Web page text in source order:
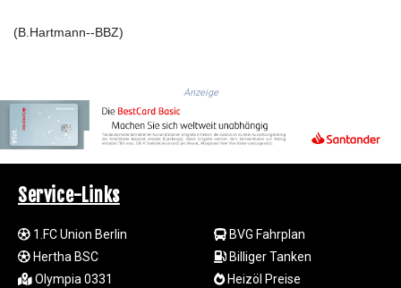
LAK
26033.64904
LBP
LTL 3.402947
LVL 0.697118
LYD 7.344833
(B.Hartmann--BBZ)
Anzeige
Service-Links
1.FC Union Berlin
Hertha BSC
Olympia 0331
BVG Fahrplan
Billiger Tanken
Heizöl Preise